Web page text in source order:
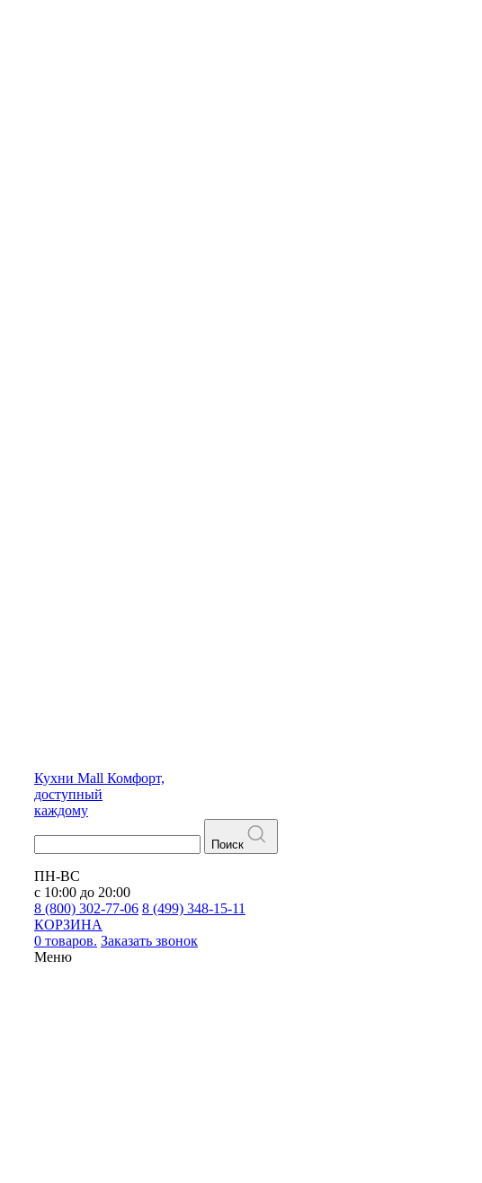
Кухни Mall Комфорт,
доступный
каждому
Поиск
ПН-ВС
с 10:00 до 20:00
8 (800) 302-77-06 8 (499) 348-15-11
КОРЗИНА
0 товаров. Заказать звонок
Меню